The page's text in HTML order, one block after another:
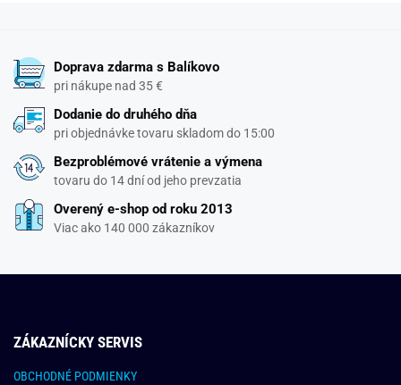
Doprava zdarma s Balíkovo
pri nákupe nad 35 €
Dodanie do druhého dňa
pri objednávke tovaru skladom do 15:00
Bezproblémové vrátenie a výmena
tovaru do 14 dní od jeho prevzatia
Overený e-shop od roku 2013
Viac ako 140 000 zákazníkov
ZÁKAZNÍCKY SERVIS
OBCHODNÉ PODMIENKY